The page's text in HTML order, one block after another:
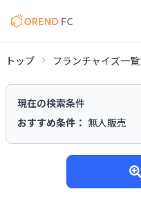
トップ フランチャイズ一覧
無人販売のフランチャイズ
現在の検索条件
おすすめ条件 ： 無人販売